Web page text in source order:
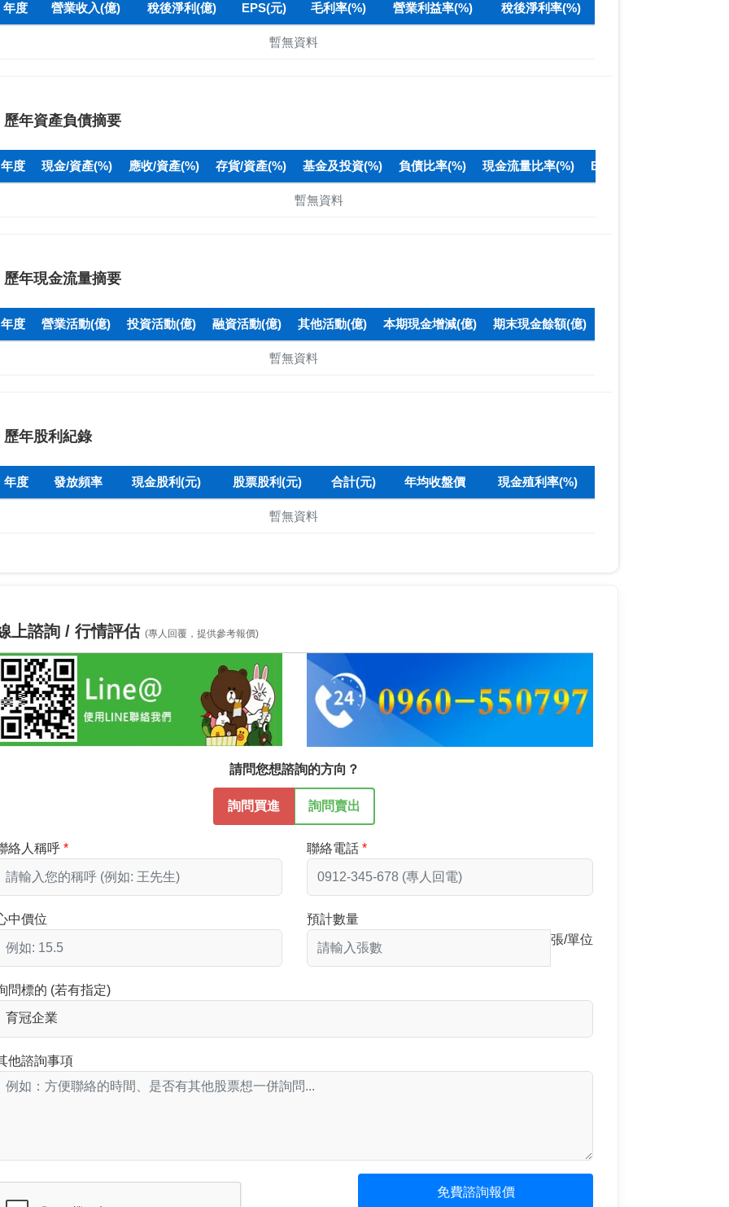
年度 營業收入(億) 稅後淨利(億) EPS(元) 毛利率(%) 營業利益率(%) 稅後淨利率(%)
暫無資料
歷年資產負債摘要
年度 現金/資產(%) 應收/資產(%) 存貨/資產(%) 基金及投資(%) 負債比率(%) 現金流量比率(%) BPS(元)
暫無資料
歷年現金流量摘要
年度 營業活動(億) 投資活動(億) 融資活動(億) 其他活動(億) 本期現金增減(億) 期末現金餘額(億)
暫無資料
歷年股利紀錄
年度 發放頻率 現金股利(元) 股票股利(元) 合計(元) 年均收盤價 現金殖利率(%)
暫無資料
上諮詢 / 行情評估(專人回覆，提供參考報價)
請問您想諮詢的方向？
詢問買進 詢問賣出
絡人稱呼 聯絡電話
中價位
預計數量
張/單位
問標的 (若有指定)
他諮詢事項
免費諮詢報價